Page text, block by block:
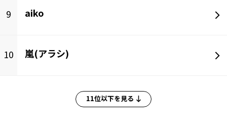
9 aiko
10 嵐(アラシ)
11位以下を見る